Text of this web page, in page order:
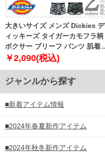
大きいサイズ メンズ Dickies デ
ィッキーズ タイガーカモフラ柄
ボクサー ブリーフ パンツ 肌着
下着 80533100
￥2,090(税込)
ジャンルから探す
■新着アイテム情報
■2024年春夏新作アイテム
■2024年秋冬新作アイテム